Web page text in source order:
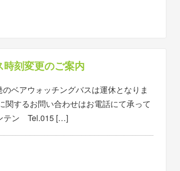
刻変更のご案内
ベアウォッチングバスは運休となりま
するお問い合わせはお電話にて承って
テン Tel.015 […]